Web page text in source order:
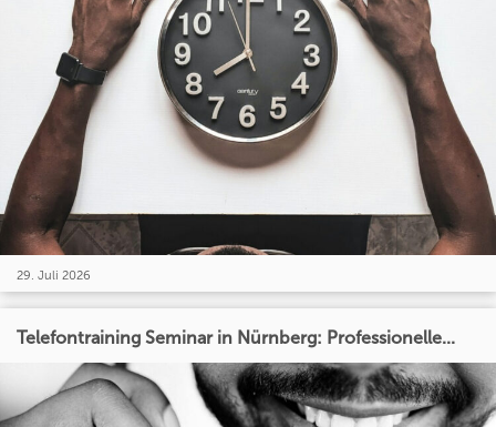
29. Juli 2026
Telefontraining Seminar in Nürnberg: Professionelle...